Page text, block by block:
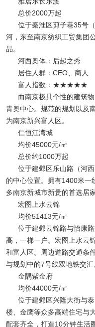
总价2000万起
位于秦淮区剪子巷35号
河，东至南京纺织工贸集团
品。
河西奥体：后起之秀
居住人群：CEO、商人
富人指数：★★★★★
而南京极具个性的建筑
青奥中心。规范的规划以及
为南京新兴富人区。
仁恒江湾城
均价45000元/㎡
总价约1000万起
位于建邺区乐山路（河
的中心位置。拥有1400米一
多南京新城市新贵的首选居家
宏图上水云锦
均价51413元/㎡
位于建邺云锦路与怡康
高，一梯一户。宏图上水云
和富人区。周边道路交通条
与规划中的7号线双地铁交汇
金隅紫金府
均价44000元/㎡
位于建邺区兴隆大街与
楼、金鹰等众多高端住宅与
配套齐全，打造10分钟生活